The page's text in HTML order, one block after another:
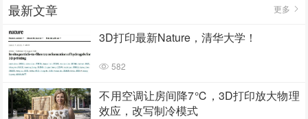
最新文章 更多
3D打印最新Nature，清华大学！
582
不用空调让房间降7℃，3D打印放大物理
效应，改写制冷模式